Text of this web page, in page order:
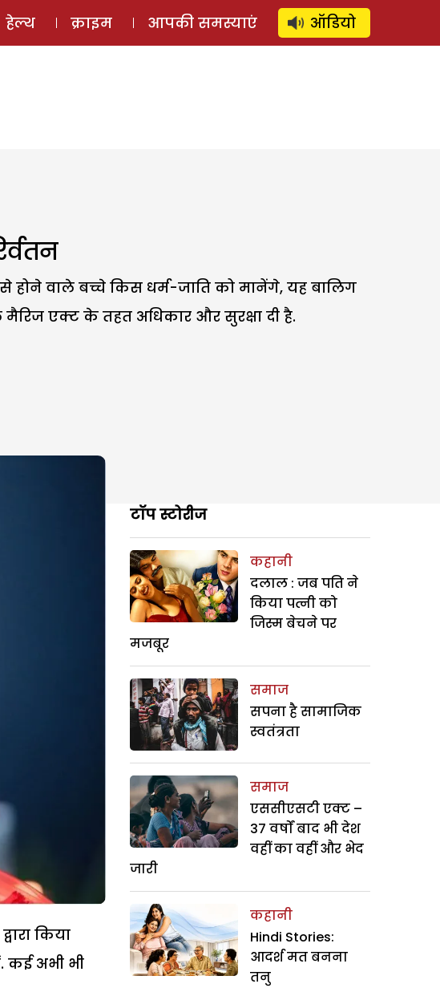
ऑडियो स्टोरी लॉग इन ⚲ SUBSCRIBE
हेल्थ क्राइम आपकी समस्याएं ऑडियो
से होने वाले बच्चे किस धर्म-जाति को मानेंगे, यह बालिग
एक्ट के तहत अधिकार और सुरक्षा दी है.
किया
कई अभी भी
टॉप स्टोरीज
कहानी
दलाल : जब पति ने
किया पत्नी को
जिस्म बेचने पर
मजबूर
समाज
सपना है सामाजिक
स्वतंत्रता
समाज
एससीएसटी एक्ट –
37 वर्षों बाद भी देश
वहीं का वहीं और भेद
जारी
कहानी
Hindi Stories:
आदर्श मत बनना
तनु